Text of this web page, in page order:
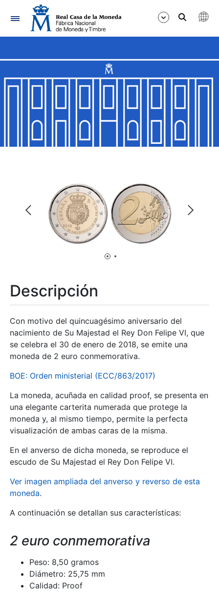
Nabigazioa
Erakutsi/Ezkutatu
Erakutsi/Ezkutatu
Erakutsi/Ezkutatu
Erakutsi/Ezkutatu
Descripción
Con motivo del quincuagésimo aniversario del
nacimiento de Su Majestad el Rey Don Felipe VI, que
se celebra el 30 de enero de 2018, se emite una
moneda de 2 euro conmemorativa.
BOE: Orden ministerial (ECC/863/2017)
La moneda, acuñada en calidad proof, se presenta en
una elegante carterita numerada que protege la
moneda y, al mismo tiempo, permite la perfecta
visualización de ambas caras de la misma.
En el anverso de dicha moneda, se reproduce el
escudo de Su Majestad el Rey Don Felipe VI.
Ver imagen ampliada del anverso y reverso de esta
moneda.
A continuación se detallan sus características:
2 euro conmemorativa
Peso: 8,50 gramos
Diámetro: 25,75 mm
Calidad: Proof